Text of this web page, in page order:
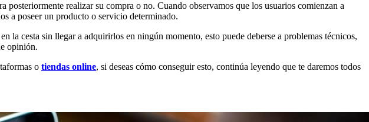
posteriormente realizar su compra o no. Cuando observamos que los usuarios comienzan a
a poseer un producto o servicio determinado.
la cesta sin llegar a adquirirlos en ningún momento, esto puede deberse a problemas técnicos,
opinión.
o tiendas online, si deseas cómo conseguir esto, continúa leyendo que te daremos todos